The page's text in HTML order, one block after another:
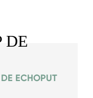
DE
ECHOPUT